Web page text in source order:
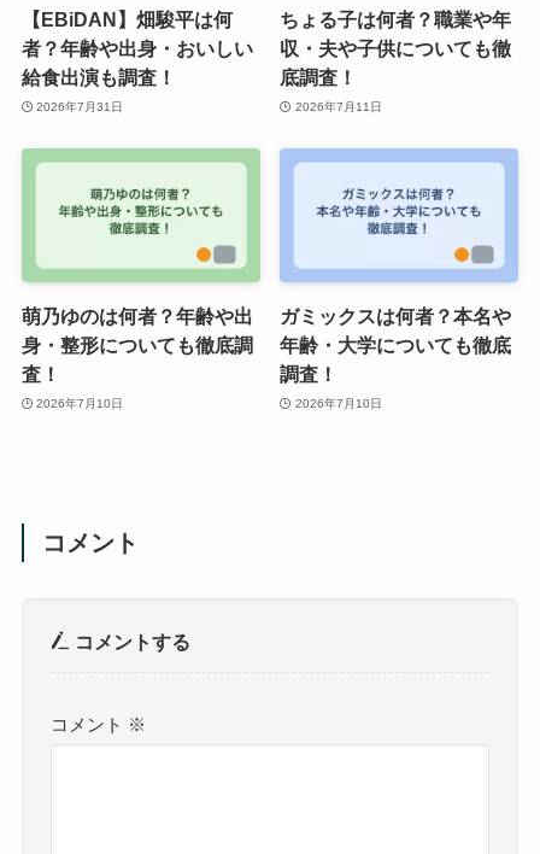
【EBiDAN】畑駿平は何
者？年齢や出身・おいしい
給食出演も調査！
2026年7月31日
ちょる子は何者？職業や年
収・夫や子供についても徹
底調査！
2026年7月11日
萌乃ゆのは何者？年齢や出
身・整形についても徹底調
査！
2026年7月10日
ガミックスは何者？本名や
年齢・大学についても徹底
調査！
2026年7月10日
コメント
コメントする
コメント ※